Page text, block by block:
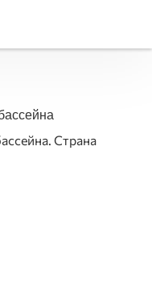
Страна